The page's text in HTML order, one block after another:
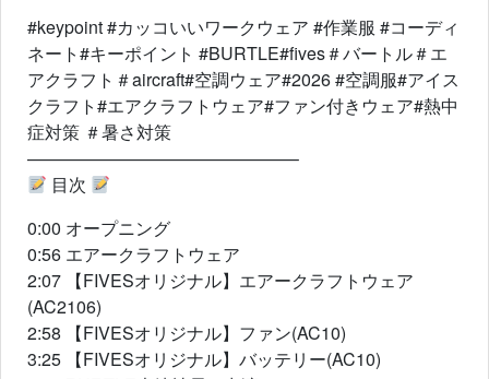
#keypoint #カッコいいワークウェア #作業服 #コーディ
ネート#キーポイント #BURTLE#fives＃バートル＃エ
アクラフト＃aircraft#空調ウェア#2026 #空調服#アイス
クラフト#エアクラフトウェア#ファン付きウェア#熱中
症対策 ＃暑さ対策
———————————————–
目次
0:00 オープニング
0:56 エアークラフトウェア
2:07 【FIVESオリジナル】エアークラフトウェア
(AC2106)
2:58 【FIVESオリジナル】ファン(AC10)
3:25 【FIVESオリジナル】バッテリー(AC10)